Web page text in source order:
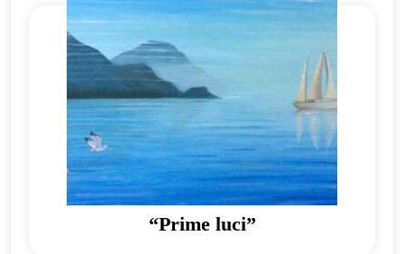
“Prime luci”